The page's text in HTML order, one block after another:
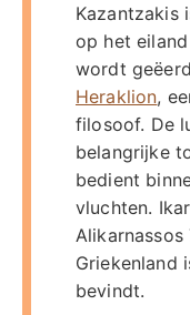
Kazantzakis
op het
wordt
Heraklion,
filosoof. De
belangrijke
bedient
vluchten.
Alikarnassos
Griekenland
bevindt.